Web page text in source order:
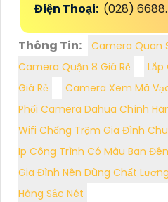
Điện Thoại: (028)
Thông Tin: Camera Quan
Camera Quận 8 Giá Rẻ
Lắp
Giá Rẻ
Camera Xem Mã
Phối Camera Dahua Chính
Wifi Chống Trộm Gia Đình
Ip Công Trình Có Màu Ban
Gia Đình Nên Dùng Chất Lượng
Hàng Sắc Nét